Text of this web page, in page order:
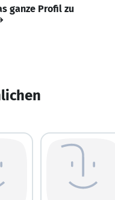
ganze Profil zu